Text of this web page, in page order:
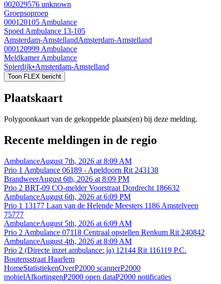
002029576 unknown
Groepsoproep
000120105 Ambulance
Spoed Ambulance 13-105
Amsterdam-AmstellandAmsterdam-Amstelland
000120999 Ambulance
Meldkamer Ambulance
Spierdijk•Amsterdam-Amstelland
Toon FLEX bericht
Plaatskaart
Polygoonkaart van de gekoppelde plaats(en) bij deze melding.
Recente meldingen in de regio
AmbulanceAugust 7th, 2026 at 8:09 AM
Prio 1 Ambulance 06189 - Apeldoorn Rit 243138
BrandweerAugust 6th, 2026 at 8:09 PM
Prio 2 BRT-09 CO-melder Voorstraat Dordrecht 186632
AmbulanceAugust 6th, 2026 at 6:09 PM
Prio 1 13177 Laan van de Helende Meesters 1186 Amstelveen
75777
AmbulanceAugust 5th, 2026 at 6:09 AM
Prio 2 Ambulance 07118 Centraal opstellen Renkum Rit 240842
AmbulanceAugust 4th, 2026 at 8:09 AM
Prio 2 (Directe inzet ambulance: ja) 12144 Rit 116119 P.C.
Boutensstraat Haarlem
HomeStatistiekenOverP2000 scannerP2000
mobielAfkortingenP2000 open dataP2000 notificaties